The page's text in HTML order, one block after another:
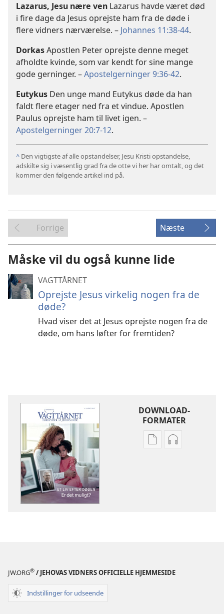
Lazarus, Jesu nære ven Lazarus havde været død
i fire dage da Jesus oprejste ham fra de døde i
flere vidners nærværelse. – Johannes 11:38-44.
DorkasApostlen Peter oprejste denne meget
afholdte kvinde, som var kendt for sine mange
gode gerninger. –Apostelgerninger 9:36-42.
Eutykus Den unge mand Eutykus døde da han
faldt flere etager ned fra et vindue. Apostlen
Paulus oprejste ham til livet igen. –
Apostelgerninger 20:7-12.
^ Den vigtigste af alle opstandelser, Jesu Kristi opstandelse,
adskilte sig i væsentlig grad fra de otte vi her har omtalt, og det
kommer den følgende artikel ind på.
Forrige Næste
Måske vil du også kunne lide
VAGTTÅRNET
Oprejste Jesus virkelig nogen fra de
døde?
Hvad viser det at Jesus oprejste nogen fra de
døde, om hans løfter for fremtiden?
DOWNLOAD-
FORMATER
Indstillinger
Er
Indstillinger
Er
JW.ORG® / JEHOVAS VIDNERS OFFICIELLE HJEMMESIDE
Indstillinger for udseende